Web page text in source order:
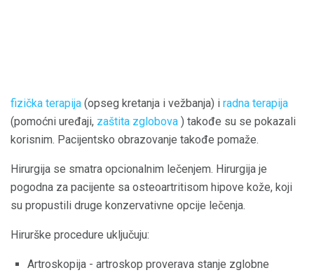
fizička terapija (opseg kretanja i vežbanja) i radna terapija
(pomoćni uređaji, zaštita zglobova ) takođe su se pokazali
korisnim. Pacijentsko obrazovanje takođe pomaže.
Hirurgija se smatra opcionalnim lečenjem. Hirurgija je
pogodna za pacijente sa osteoartritisom hipove kože, koji
su propustili druge konzervativne opcije lečenja.
Hirurške procedure uključuju:
Artroskopija - artroskop proverava stanje zglobne